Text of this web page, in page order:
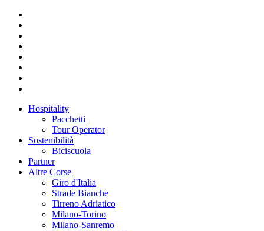
Hospitality
Pacchetti
Tour Operator
Sostenibilità
Biciscuola
Partner
Altre Corse
Giro d'Italia
Strade Bianche
Tirreno Adriatico
Milano-Torino
Milano-Sanremo